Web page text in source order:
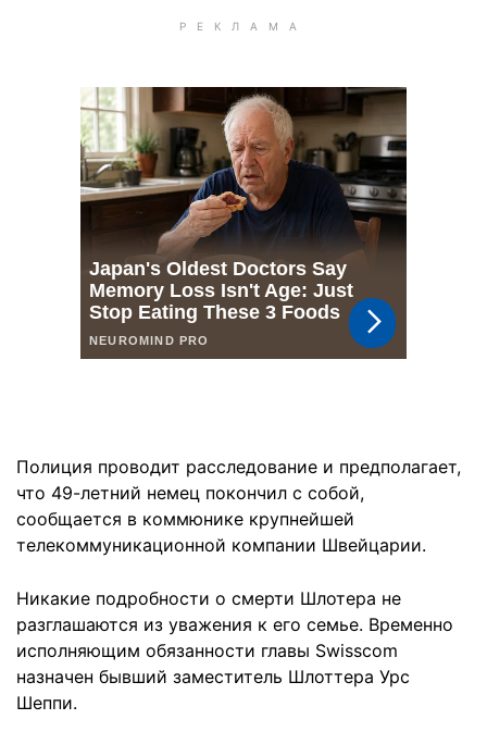
Полиция проводит расследование и предполагает,
что 49-летний немец покончил с собой,
сообщается в коммюнике крупнейшей
телекоммуникационной компании Швейцарии.
Никакие подробности о смерти Шлотера не
разглашаются из уважения к его семье. Временно
исполняющим обязанности главы Swisscom
назначен бывший заместитель Шлоттера Урс
Шеппи.